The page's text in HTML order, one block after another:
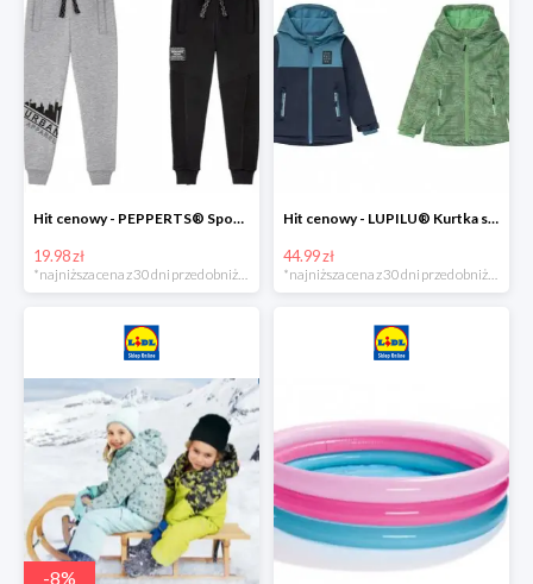
Hit cenowy - PEPPERTS® Spodnie dresowe chłopięce, 1 para
19.98 zł
Hit cenowy - LUPILU® Kurtka softshell chłopięca, 1 sztuka
44.99 zł
-8%